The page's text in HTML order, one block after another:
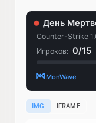
IMG IFRAME